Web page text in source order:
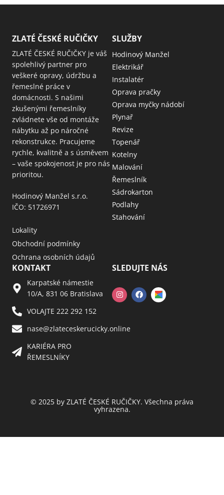
ZLATÉ ČESKÉ RUČIČKY
ZLATÉ ČESKÉ RUČIČKY je váš
spolehlivý partner pro
veškeré opravy, údržbu a
řemeslné práce v
domácnosti. S našimi
zkušenými řemeslníky
zvládnete vše od montáže
nábytku až po náročné
rekonstrukce. Pracujeme
rychle, kvalitně a s úsměvem
– vaše spokojenost je pro nás
prioritou.
Hodinový Manžel s.r.o.
IČO: 51726971
Lokality
Obchodní podmínky
Ochrana osobních údajů
SLUŽBY
Hodinový Manžel
Elektrikář
Instalatér
Oprava pračky
Oprava myčky nádobí
Plynař
Revize
Topenář
Kotelny
Malování
Řemeslník
Sádrokarton
Podlahy
Stahování
KONTAKT
Karpatské námestie
10/A, 831 06 Bratislava
VOLAJTE 222 292 152
nase@zlateceskerucicky.online
KARIÉRA PRO
ŘEMESLNÍKY
SLEDUJTE NÁS
© 2025 by ZLATÉ ČESKÉ RUČIČKY. Všechna práva
vyhrazena.